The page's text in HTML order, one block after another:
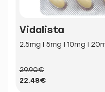
Vidalista
2.5mg | 5mg | 10mg |
29.90€
22.48€